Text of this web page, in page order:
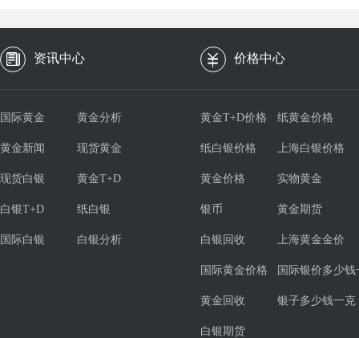
资讯中心 价格中心
国际黄金 黄金分析
黄金新闻 现货黄金
现货白银 黄金T+D
白银T+D 纸白银
国际白银 白银分析
黄金T+D价格 纸黄金价格
纸白银价格 上海白银价格
黄金价格 实物黄金
银币 黄金期货
白银回收 上海黄金金价
国际黄金价格 国际银价多少钱
黄金回收 银子多少钱一克
白银期货